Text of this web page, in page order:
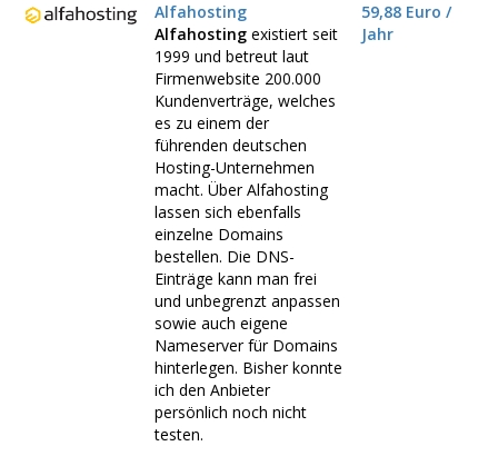
Alfahosting
Alfahosting existiert seit
1999 und betreut laut
Firmenwebsite 200.000
Kundenverträge, welches
es zu einem der
führenden deutschen
Hosting-Unternehmen
macht. Über Alfahosting
lassen sich ebenfalls
einzelne Domains
bestellen. Die DNS-
Einträge kann man frei
und unbegrenzt anpassen
sowie auch eigene
Nameserver für Domains
hinterlegen. Bisher konnte
ich den Anbieter
persönlich noch nicht
testen.
59,88 Euro /
Jahr